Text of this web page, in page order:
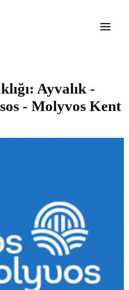
Ayvalık -
- Molyvos Kent